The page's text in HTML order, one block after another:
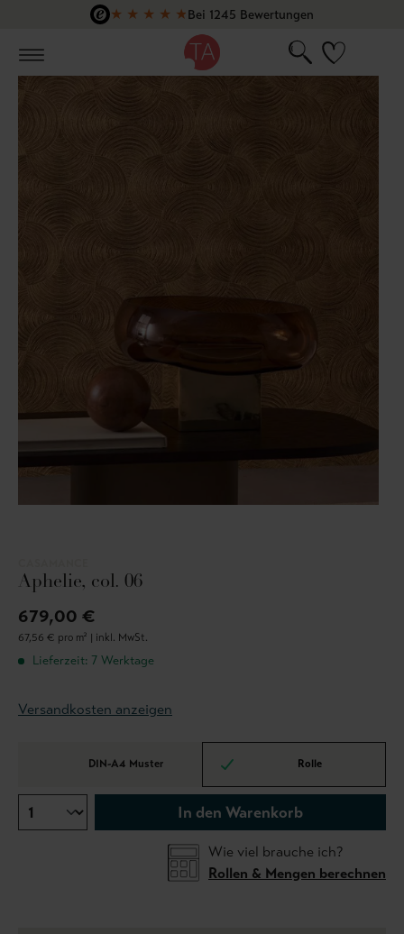
Zum Hauptinhalt springen
★ ★ ★ ★ ★Bei 1245 Bewertungen
Aphelie, col. 06
679,00 €
67,56 € pro m² | inkl. MwSt.
Lieferzeit: 7 Werktage
Versandkosten anzeigen
DIN-A4 Muster Rolle
In den Warenkorb
Wie viel brauche ich?
Rollen & Mengen berechnen